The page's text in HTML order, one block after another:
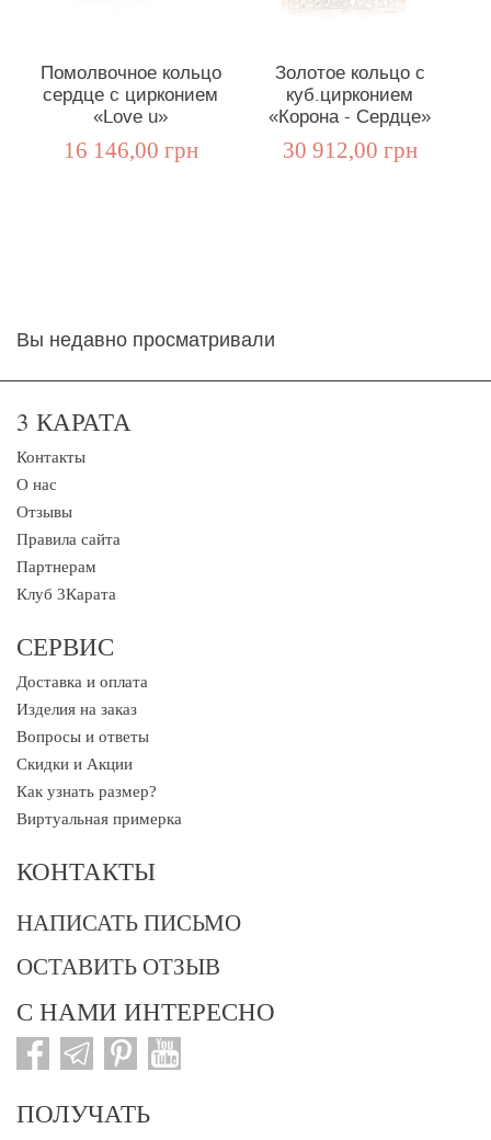
Помолвочное кольцо
сердце c цирконием
«Love u»
16 146,00 грн
Золотое кольцо с
куб.цирконием
«Корона - Сердце»
30 912,00 грн
Вы недавно просматривали
3 КАРАТА
Контакты
О нас
Отзывы
Правила сайта
Партнерам
Клуб 3Карата
СЕРВИС
Доставка и оплата
Изделия на заказ
Вопросы и ответы
Скидки и Акции
Как узнать размер?
Виртуальная примерка
КОНТАКТЫ
НАПИСАТЬ ПИСЬМО
ОСТАВИТЬ ОТЗЫВ
С НАМИ ИНТЕРЕСНО
ПОЛУЧАТЬ